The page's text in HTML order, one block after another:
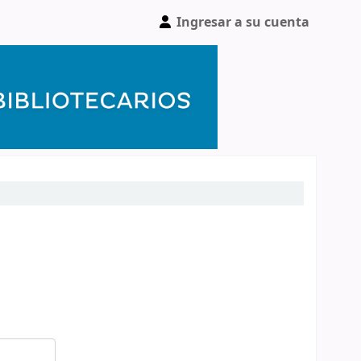
Ingresar a su cuenta